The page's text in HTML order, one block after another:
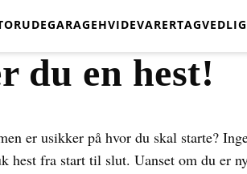
UDEGARAGEHVIDEVARERTAG
du en hest!
er usikker på hvor du skal starte?
hest fra start til slut. Uanset om du er